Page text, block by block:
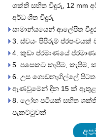
ශක්ති සහිත වීදුරු, 12 mm
අර්ධ ශීත වීදුරු
සාමාන්යයෙන් ආලේපිත
3. ස්වයං පිපිරුම්
4. කුඩා ප්රමාණයේ
5. පසෙකට කැපීම, කැපීම,
6. උස ගොඩනැගිල්ලේ පිටත
ඇණවුමෙන් දින 15 ක්
8. ලෝහ පටියක් සහිත
පැකට්ටුවක්